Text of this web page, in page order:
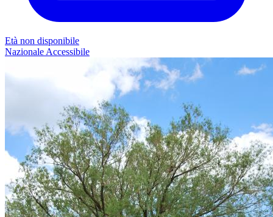
Età non disponibile
Nazionale Accessibile